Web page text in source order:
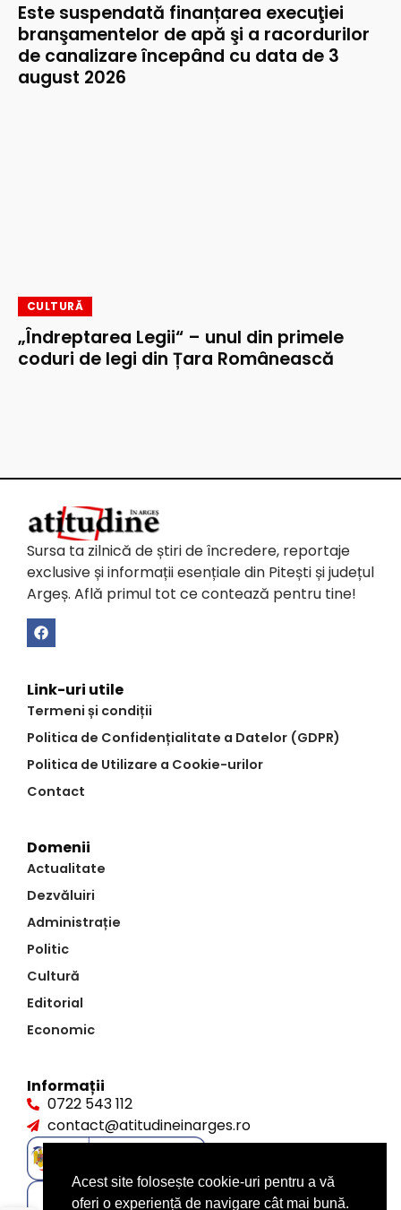
Este suspendată finanțarea execuţiei
branşamentelor de apă şi a racordurilor
de canalizare începând cu data de 3
august 2026
CULTURĂ
„Îndreptarea Legii“ – unul din primele
coduri de legi din Țara Românească
Sursa ta zilnică de știri de încredere, reportaje
exclusive și informații esențiale din Pitești și județul
Argeș. Află primul tot ce contează pentru tine!
Link-uri utile
Termeni și condiții
Politica de Confidențialitate a Datelor (GDPR)
Politica de Utilizare a Cookie-urilor
Contact
Domenii
Actualitate
Dezvăluiri
Administrație
Politic
Cultură
Editorial
Economic
Informații
0722 543 112
contact@atitudineinarges.ro
Acest site folosește cookie-uri pentru a vă
oferi o experiență de navigare cât mai bună.